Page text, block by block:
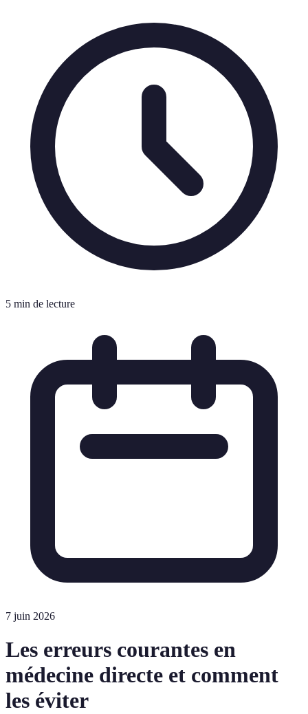
5 min de lecture
7 juin 2026
Les erreurs courantes en
médecine directe et comment
les éviter